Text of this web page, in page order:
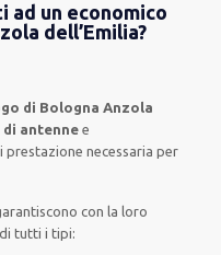
ad un economico
dell’Emilia?
di Bologna Anzola
di antenne e
prestazione necessaria per
con la loro
tutti i tipi: